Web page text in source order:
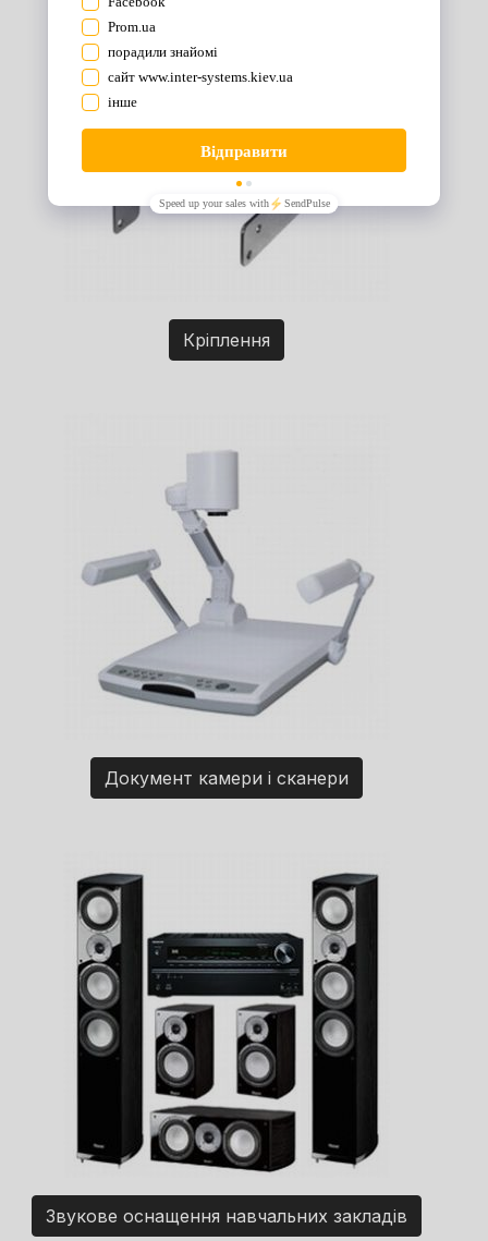
Кріплення
Документ камери і сканери
Звукове оснащення навчальних закладів